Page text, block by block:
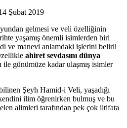
Şubat 2019
gelmesi ve veli özelliğinin
yaşamış önemli isimlerden biri
ve manevi anlamdaki işlerini belirli
ahiret sevdasını dünya
ile günümüze kadar ulaşmış isimler
Şeyh Hamid-i Veli, yaşadığı
ilim öğrenirken bulmuş ve bu
alimleri tarafından pek çok iltifata